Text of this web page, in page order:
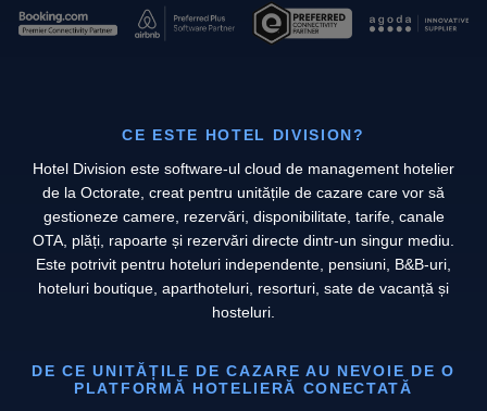
CE ESTE HOTEL DIVISION?
Hotel Division este software-ul cloud de management hotelier
de la Octorate, creat pentru unitățile de cazare care vor să
gestioneze camere, rezervări, disponibilitate, tarife, canale
OTA, plăți, rapoarte și rezervări directe dintr-un singur mediu.
Este potrivit pentru hoteluri independente, pensiuni, B&B-uri,
hoteluri boutique, aparthoteluri, resorturi, sate de vacanță și
hosteluri.
DE CE UNITĂȚILE DE CAZARE AU NEVOIE DE O
PLATFORMĂ HOTELIERĂ CONECTATĂ